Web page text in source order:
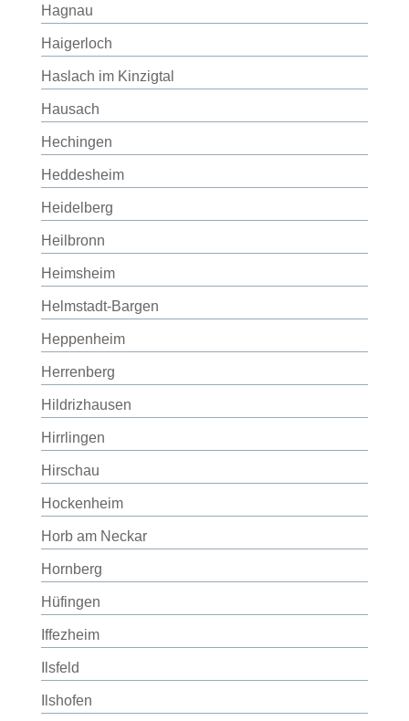
Hagnau
Haigerloch
Haslach im Kinzigtal
Hausach
Hechingen
Heddesheim
Heidelberg
Heilbronn
Heimsheim
Helmstadt-Bargen
Heppenheim
Herrenberg
Hildrizhausen
Hirrlingen
Hirschau
Hockenheim
Horb am Neckar
Hornberg
Hüfingen
Iffezheim
Ilsfeld
Ilshofen